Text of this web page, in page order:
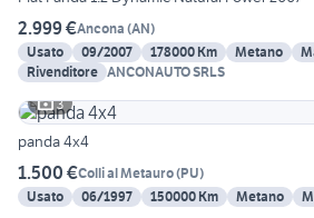
2.999 €Ancona (AN)
Usato
09/2007 178000 Km Metano
Rivenditore ANCONAUTO SRLS
3
panda 4x4
1.500 €Colli al Metauro(PU)
Usato
06/1997 150000 Km Metano